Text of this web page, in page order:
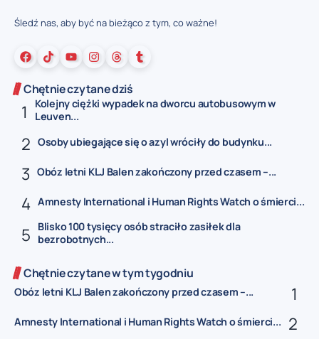
Śledź nas, aby być na bieżąco z tym, co ważne!
Chętnie czytane dziś
Kolejny ciężki wypadek na dworcu autobusowym w
Leuven...
Osoby ubiegające się o azyl wróciły do budynku...
Obóz letni KLJ Balen zakończony przed czasem –...
Amnesty International i Human Rights Watch o śmierci...
Blisko 100 tysięcy osób straciło zasiłek dla
bezrobotnych...
Chętnie czytane w tym tygodniu
Obóz letni KLJ Balen zakończony przed czasem –...
Amnesty International i Human Rights Watch o śmierci...